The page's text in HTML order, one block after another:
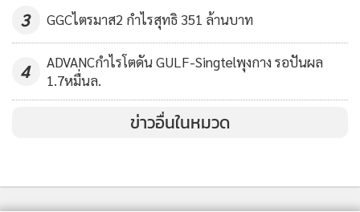
3 GGCไตรมาส2 กำไรสุทธิ 351 ล้านบาท
4
ADVANCกำไรโตดัน GULF-Singtelพุงกาง รอปันผล
1.7หมื่นล.
ข่าวอื่นในหมวด